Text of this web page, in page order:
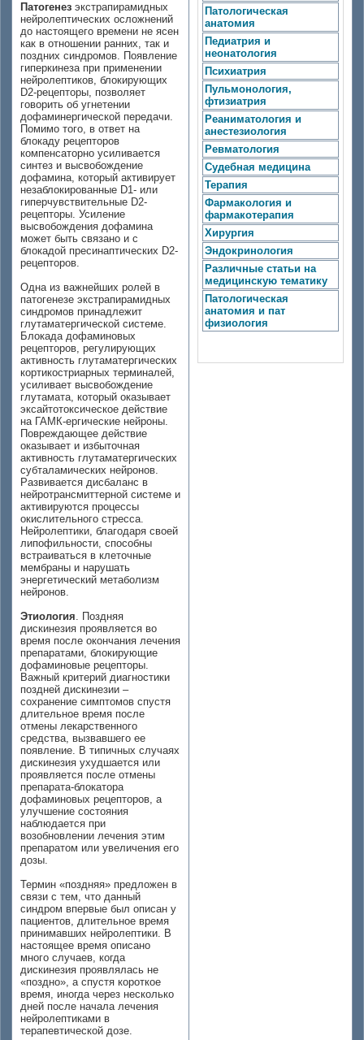
Патогенез экстрапирамидных
нейролептических осложнений
до настоящего времени не ясен
как в отношении ранних, так и
поздних синдромов. Появление
гиперкинеза при применении
нейролептиков, блокирующих
D2-рецепторы, позволяет
говорить об угнетении
дофаминергической передачи.
Помимо того, в ответ на
блокаду рецепторов
компенсаторно усиливается
синтез и высвобождение
дофамина, который активирует
незаблокированные D1- или
гиперчувствительные D2-
рецепторы. Усиление
высвобождения дофамина
может быть связано и с
блокадой пресинаптических D2-
рецепторов.
Одна из важнейших ролей в
патогенезе экстрапирамидных
синдромов принадлежит
глутаматергической системе.
Блокада дофаминовых
рецепторов, регулирующих
активность глутаматергических
кортикостриарных терминалей,
усиливает высвобождение
глутамата, который оказывает
эксайтотоксическое действие
на ГАМК-ергические нейроны.
Повреждающее действие
оказывает и избыточная
активность глутаматергических
субталамических нейронов.
Развивается дисбаланс в
нейротрансмиттерной системе и
активируются процессы
окислительного стресса.
Нейролептики, благодаря своей
липофильности, способны
встраиваться в клеточные
мембраны и нарушать
энергетический метаболизм
нейронов.
Этиология. Поздняя
дискинезия проявляется во
время после окончания лечения
препаратами, блокирующие
дофаминовые рецепторы.
Важный критерий диагностики
поздней дискинезии –
сохранение симптомов спустя
длительное время после
отмены лекарственного
средства, вызвавшего ее
появление. В типичных случаях
дискинезия ухудшается или
проявляется после отмены
препарата-блокатора
дофаминовых рецепторов, а
улучшение состояния
наблюдается при
возобновлении лечения этим
препаратом или увеличения его
дозы.
Термин «поздняя» предложен в
связи с тем, что данный
синдром впервые был описан у
пациентов, длительное время
принимавших нейролептики. В
настоящее время описано
много случаев, когда
дискинезия проявлялась не
«поздно», а спустя короткое
время, иногда через несколько
дней после начала лечения
нейролептиками в
терапевтической дозе.
Патологическая
анатомия
Педиатрия и
неонатология
Психиатрия
Пульмонология,
фтизиатрия
Реаниматология и
анестезиология
Ревматология
Судебная медицина
Терапия
Фармакология и
фармакотерапия
Хирургия
Эндокринология
Различные статьи на
медицинскую тематику
Патологическая
анатомия и пат
физиология